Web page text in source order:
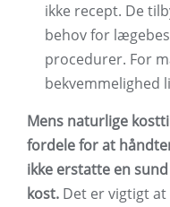
ikke recept. De
behov for
procedurer. For
bekvemmelighed
Mens naturlige
fordele for at
ikke erstatte en
kost. Det er vigtigt